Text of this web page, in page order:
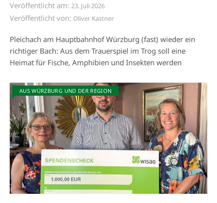
Veröffentlicht am: 23. Juli 2026
Veröffentlicht von: Oliver Kastner
Pleichach am Hauptbahnhof Würzburg (fast) wieder ein
richtiger Bach: Aus dem Trauerspiel im Trog soll eine
Heimat für Fische, Amphibien und Insekten werden
AUS WÜRZBURG UND DER REGION